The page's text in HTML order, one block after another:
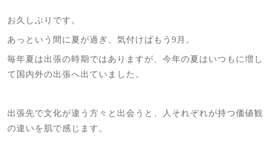
お久しぶりです。
あっという間に夏が過ぎ、気付けばもう9月。
毎年夏は出張の時期ではありますが、今年の夏はいつもに増し
て国内外の出張へ出ていました。
出張先で文化が違う方々と出会うと、人それぞれが持つ価値観
の違いを肌で感じます。